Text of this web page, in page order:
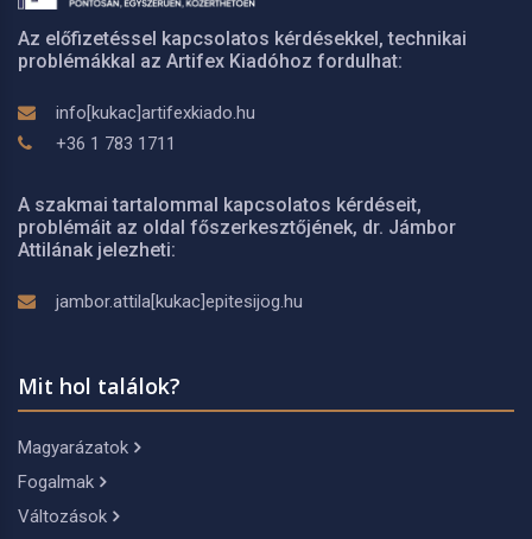
Az előfizetéssel kapcsolatos kérdésekkel, technikai
problémákkal az Artifex Kiadóhoz fordulhat:
info[kukac]artifexkiado.hu
+36 1 783 1711
A szakmai tartalommal kapcsolatos kérdéseit,
problémáit az oldal főszerkesztőjének, dr. Jámbor
Attilának jelezheti:
jambor.attila[kukac]epitesijog.hu
Mit hol találok?
Magyarázatok
Fogalmak
Változások